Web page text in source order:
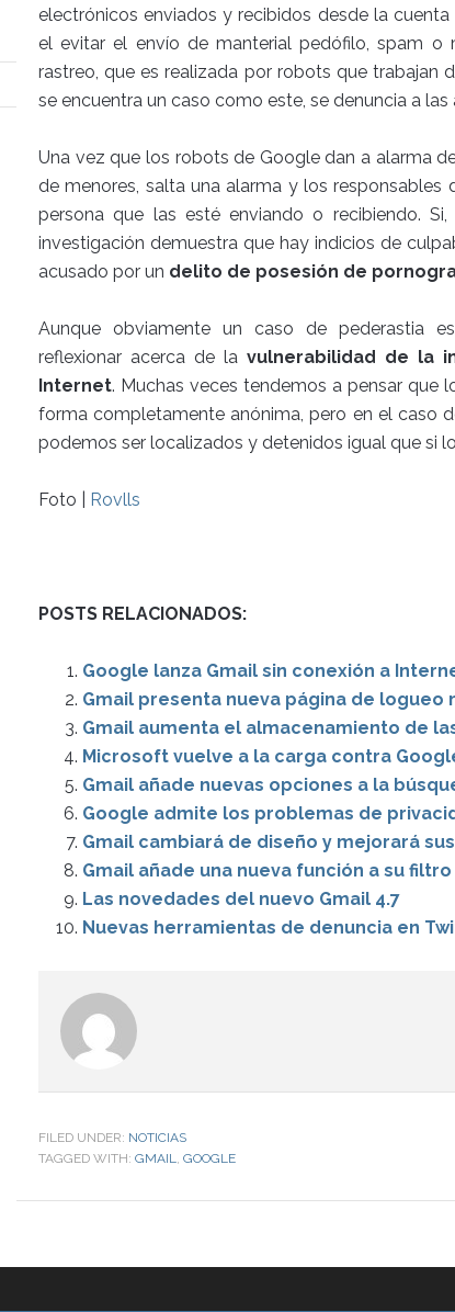
electrónicos enviados y recibidos desde la
el evitar el envío de manterial pedófilo, spam
rastreo, que es realizada por robots que trabajan
se encuentra un caso como este, se denuncia a las
Una vez que los robots de Google dan a alarma
de menores, salta una alarma y los
persona que las esté enviando o recibiendo.
investigación demuestra que hay indicios de
acusado por un delito de posesión de
Aunque obviamente un caso de pederastia
reflexionar acerca de la vulnerabilidad de la
Internet. Muchas veces tendemos a pensar que
forma completamente anónima, pero en el caso
podemos ser localizados y detenidos igual que si
Foto | Rovlls
POSTS RELACIONADOS:
Google lanza Gmail sin conexión a
Gmail presenta nueva página de logueo
Gmail aumenta el almacenamiento de
Microsoft vuelve a la carga contra
Gmail añade nuevas opciones a la
Google admite los problemas de
Gmail cambiará de diseño y mejorará
Gmail añade una nueva función a su
Las novedades del nuevo Gmail 4.7
Nuevas herramientas de denuncia en
FILED UNDER: NOTICIAS
TAGGED WITH: GMAIL, GOOGLE